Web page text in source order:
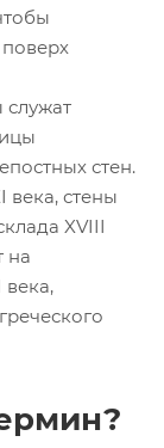
служат
стен.
века, стены
XVIII
на
века,